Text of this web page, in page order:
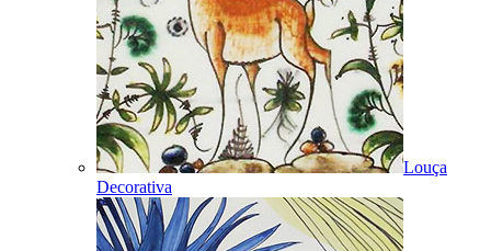
Louça
Decorativa